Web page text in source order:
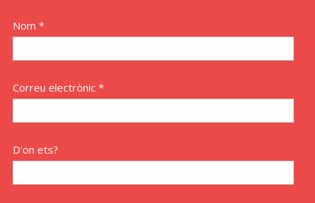
Nom *
Correu electrònic *
D'on ets?